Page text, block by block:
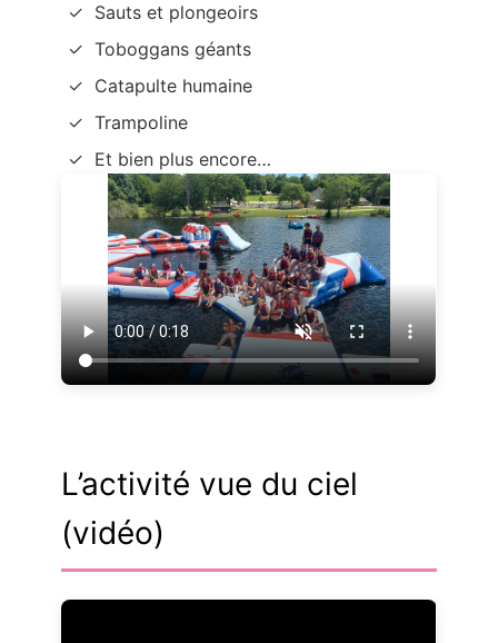
Sauts et plongeoirs
Toboggans géants
Catapulte humaine
Trampoline
Et bien plus encore…
L’activité vue du ciel
(vidéo)